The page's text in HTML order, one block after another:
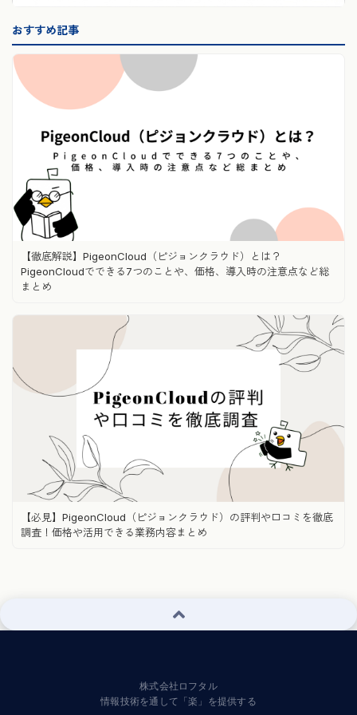
おすすめ記事
【徹底解説】PigeonCloud（ピジョンクラウド）とは？
PigeonCloudでできる7つのことや、価格、導入時の注意点など総
まとめ
【必見】PigeonCloud（ピジョンクラウド）の評判や口コミを徹底
調査！価格や活用できる業務内容まとめ
株式会社ロフタル
情報技術を通して「楽」を提供する